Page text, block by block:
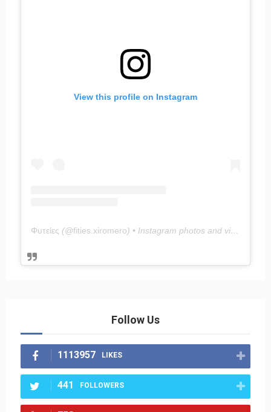
View this profile on Instagram
Φυτείες (@fities.xiromero) • Instagram photos and videos
Follow Us
1113957 LIKES
441 FOLLOWERS